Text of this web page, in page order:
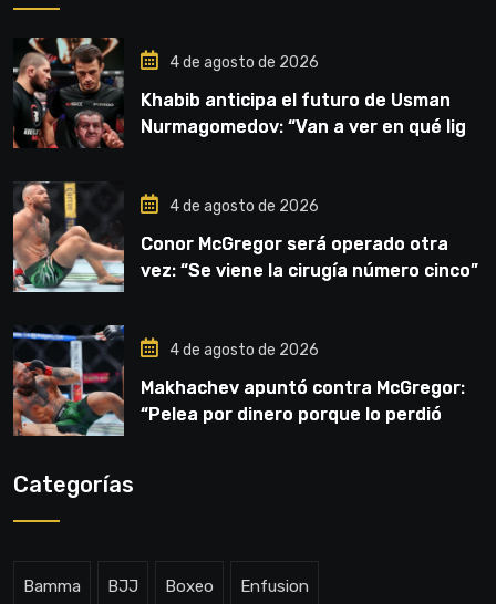
4 de agosto de 2026
Khabib anticipa el futuro de Usman
Nurmagomedov: “Van a ver en qué liga
4 de agosto de 2026
Conor McGregor será operado otra
vez: “Se viene la cirugía número cinco”
4 de agosto de 2026
Makhachev apuntó contra McGregor:
“Pelea por dinero porque lo perdió
Categorías
Bamma BJJ Boxeo Enfusion